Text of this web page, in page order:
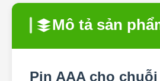
Mô tả sản
Pin AAA cho